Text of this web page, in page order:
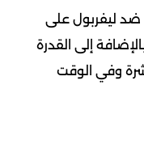
ضد ليفربول على
إلى القدرة
وفي الوقت